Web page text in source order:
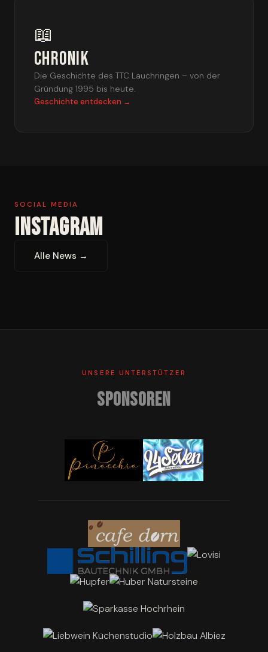
📖
Chronik
Die Geschichte des TTC Lauchringen – von der
Gründung 1995 bis heute.
Geschichte entdecken →
SOCIAL MEDIA
INSTAGRAM
Alle News →
UNSERE UNTERSTÜTZER
SPONSOREN